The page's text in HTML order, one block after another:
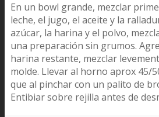
En un bowl grande, mezclar
leche, el jugo, el aceite y la
azúcar, la harina y el polvo,
una preparación sin grumos.
harina restante, mezclar
molde. Llevar al horno aprox 45/
que al pinchar con un palito de
Entibiar sobre rejilla antes de